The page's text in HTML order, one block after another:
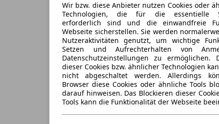
Wir bzw. diese Anbieter nutzen Cookies oder
Technologien, die für die essentielle
erforderlich sind und die einwandfreie
Webseite sicherstellen. Sie werden
Nutzeraktivitäten genutzt, um wichtige
Setzen und Aufrechterhalten von
Datenschutzeinstellungen zu ermöglichen.
dieser Cookies bzw. ähnlicher Technologien
nicht abgeschaltet werden. Allerdings
Browser diese Cookies oder ähnliche Tools
darauf hinweisen. Das Blockieren dieser
Tools kann die Funktionalität der Webseite